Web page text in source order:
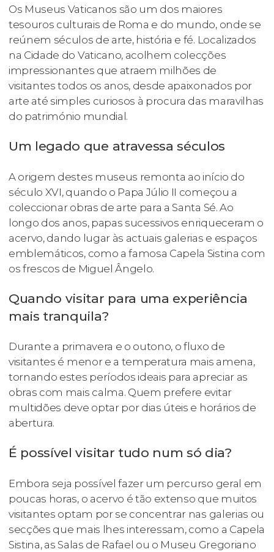
Os Museus Vaticanos são um dos maiores
tesouros culturais de Roma e do mundo, onde se
reúnem séculos de arte, história e fé. Localizados
na Cidade do Vaticano, acolhem colecções
impressionantes que atraem milhões de
visitantes todos os anos, desde apaixonados por
arte até simples curiosos à procura das maravilhas
do património mundial.
Um legado que atravessa séculos
A origem destes museus remonta ao início do
século XVI, quando o Papa Júlio II começou a
coleccionar obras de arte para a Santa Sé. Ao
longo dos anos, papas sucessivos enriqueceram o
acervo, dando lugar às actuais galerias e espaços
emblemáticos, como a famosa Capela Sistina com
os frescos de Miguel Ângelo.
Quando visitar para uma experiência
mais tranquila?
Durante a primavera e o outono, o fluxo de
visitantes é menor e a temperatura mais amena,
tornando estes períodos ideais para apreciar as
obras com mais calma. Quem prefere evitar
multidões deve optar por dias úteis e horários de
abertura.
É possível visitar tudo num só dia?
Embora seja possível fazer um percurso geral em
poucas horas, o acervo é tão extenso que muitos
visitantes optam por se concentrar nas galerias ou
secções que mais lhes interessam, como a Capela
Sistina, as Salas de Rafael ou o Museu Gregoriano